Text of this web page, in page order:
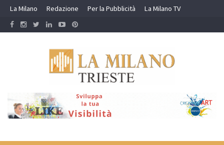
Skip
content
La Milano Redazione Per la Pubblicità La Milano TV